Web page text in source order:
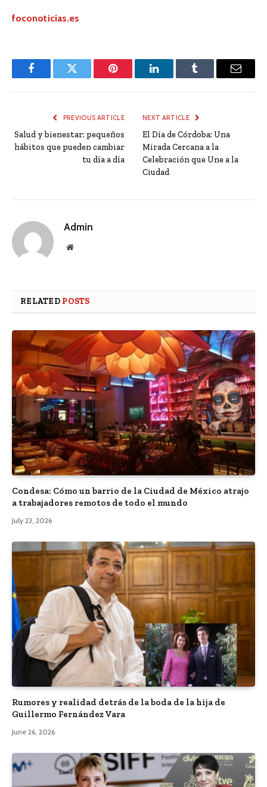
foconoticias.es
FacebookTwitter Pinterest LinkedInTumblr Email
PREVIOUS ARTICLE
Salud y bienestar: pequeños
hábitos que pueden cambiar
tu día a día
NEXT ARTICLE
El Día de Córdoba: Una
Mirada Cercana a la
Celebración que Une a la
Ciudad
Admin
Website
RELATED POSTS
Condesa: Cómo un barrio de la Ciudad de México atrajo
a trabajadores remotos de todo el mundo
July 23, 2026
Rumores y realidad detrás de la boda de la hija de
Guillermo Fernández Vara
June 26, 2026